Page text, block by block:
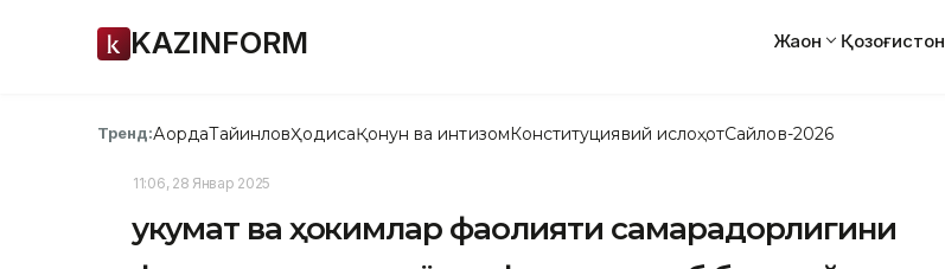
KAZINFORM Жаҳон Қозоғистон
Тренд:АқордаТайинловҲодисаҚонун ва интизомКонституциявий ислоҳотСайлов-2026
11:06, 28 Январ 2025
Ҳукумат ва ҳокимлар фаолияти самарадорлигини